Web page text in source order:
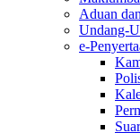
Aduan
Undang-
e-